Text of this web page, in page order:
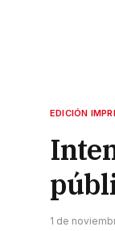
EDICIÓN
1 de